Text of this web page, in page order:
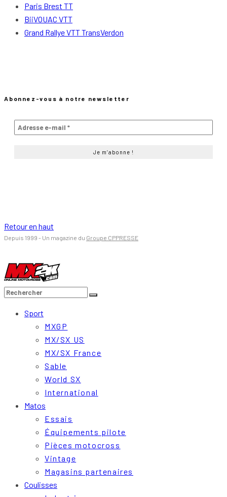
Paris Brest TT
BiiVOUAC VTT
Grand Rallye VTT TransVerdon
Abonnez-vous à notre newsletter
Retour en haut
Depuis 1999 - Un magazine du Groupe CPPRESSE
Sport
MXGP
MX/SX US
MX/SX France
Sable
World SX
International
Matos
Essais
Équipements pilote
Pièces motocross
Vintage
Magasins partenaires
Coulisses